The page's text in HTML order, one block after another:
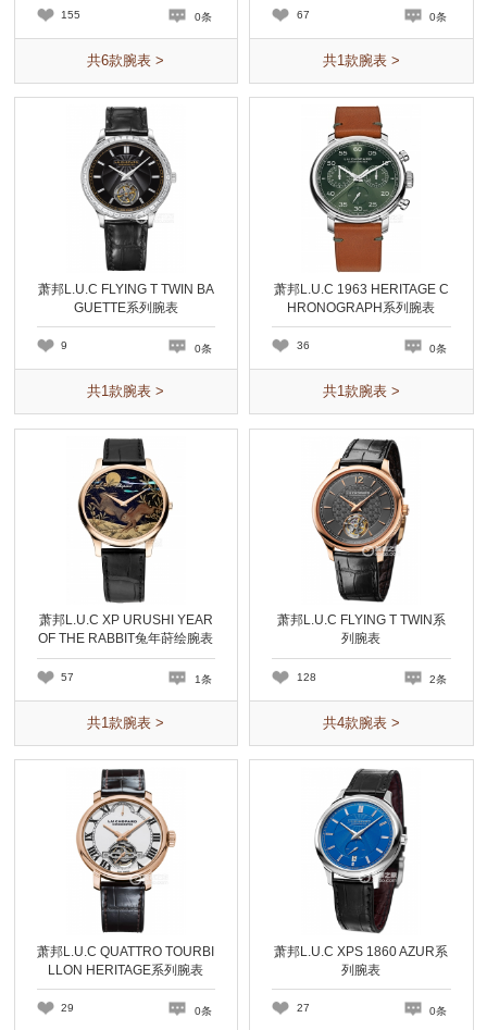
155 0条
共6款腕表 >
67 0条
共1款腕表 >
萧邦L.U.C FLYING T TWIN BA
GUETTE系列腕表
9 0条
共1款腕表 >
萧邦L.U.C 1963 HERITAGE C
HRONOGRAPH系列腕表
36 0条
共1款腕表 >
萧邦L.U.C XP URUSHI YEAR
OF THE RABBIT兔年莳绘腕表
系列腕表
57 1条
共1款腕表 >
萧邦L.U.C FLYING T TWIN系
列腕表
128 2条
共4款腕表 >
萧邦L.U.C QUATTRO TOURBI
LLON HERITAGE系列腕表
29 0条
萧邦L.U.C XPS 1860 AZUR系
列腕表
27 0条